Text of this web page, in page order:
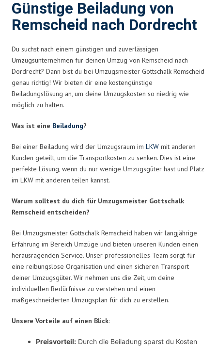
Günstige Beiladung von
Remscheid nach Dordrecht
Du suchst nach einem günstigen und zuverlässigen
Umzugsunternehmen für deinen Umzug von Remscheid nach
Dordrecht? Dann bist du bei Umzugsmeister Gottschalk Remscheid
genau richtig! Wir bieten dir eine kostengünstige
Beiladungslösung an, um deine Umzugskosten so niedrig wie
möglich zu halten.
Was ist eine Beiladung?
Bei einer Beiladung wird der Umzugsraum im LKW mit anderen
Kunden geteilt, um die Transportkosten zu senken. Dies ist eine
perfekte Lösung, wenn du nur wenige Umzugsgüter hast und Platz
im LKW mit anderen teilen kannst.
Warum solltest du dich für Umzugsmeister Gottschalk
Remscheid entscheiden?
Bei Umzugsmeister Gottschalk Remscheid haben wir langjährige
Erfahrung im Bereich Umzüge und bieten unseren Kunden einen
herausragenden Service. Unser professionelles Team sorgt für
eine reibungslose Organisation und einen sicheren Transport
deiner Umzugsgüter. Wir nehmen uns die Zeit, um deine
individuellen Bedürfnisse zu verstehen und einen
maßgeschneiderten Umzugsplan für dich zu erstellen.
Unsere Vorteile auf einen Blick:
Preisvorteil: Durch die Beiladung sparst du Kosten